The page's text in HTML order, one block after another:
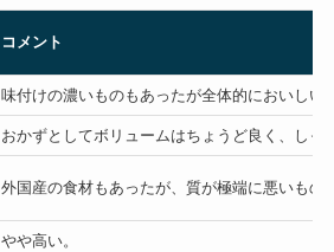
コメント
味付けの濃いものもあったが全体的においし
おかずとしてボリュームはちょうど良く、しっ
外国産の食材もあったが、質が極端に悪いも
やや高い。